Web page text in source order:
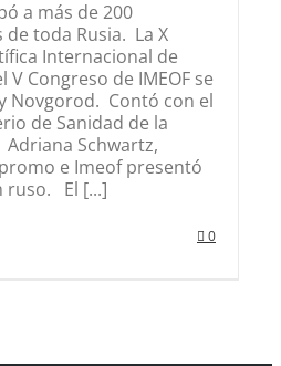
a más de 200
toda Rusia. La X
Internacional de
Congreso de IMEOF se
Novgorod. Contó con el
de Sanidad de la
Adriana Schwartz,
e Imeof presentó
ruso. El [...]
0